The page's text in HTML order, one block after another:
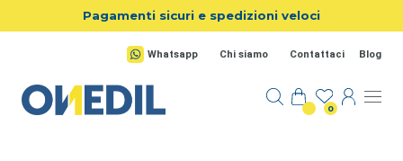
Salta al contenuto principale
Pagamenti sicuri e spedizioni veloci
Whatsapp Chi siamo Contattaci Blog
0